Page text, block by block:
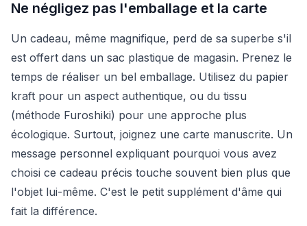
Ne négligez pas l'emballage et la carte
Un cadeau, même magnifique, perd de sa superbe s'il
est offert dans un sac plastique de magasin. Prenez le
temps de réaliser un bel emballage. Utilisez du papier
kraft pour un aspect authentique, ou du tissu
(méthode Furoshiki) pour une approche plus
écologique. Surtout, joignez une carte manuscrite. Un
message personnel expliquant pourquoi vous avez
choisi ce cadeau précis touche souvent bien plus que
l'objet lui-même. C'est le petit supplément d'âme qui
fait la différence.